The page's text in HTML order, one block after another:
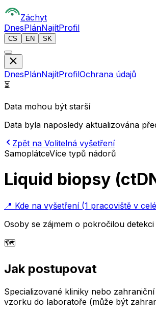
Záchyt
DnesPlánNajítProfil
CS EN SK
DnesPlánNajítProfilOchrana údajů
⏳
Data mohou být starší
Data byla naposledy aktualizována
Zpět na Volitelná vyšetření
SamoplátceVíce typů nádorů
Liquid biopsy
📍 Kde na vyšetření(1 pracoviště v
Osoby se zájmem o pokročilou
🗺️
Jak postupovat
Specializované kliniky nebo
vzorku do laboratoře (může být